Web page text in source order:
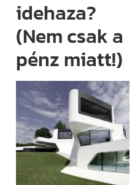
idehaza?
(Nem csak a
pénz miatt!)